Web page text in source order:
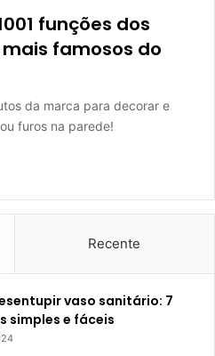
funções dos
famosos do
da marca para decorar e
furos na parede!
Recente
vaso sanitário: 7
simples e fáceis